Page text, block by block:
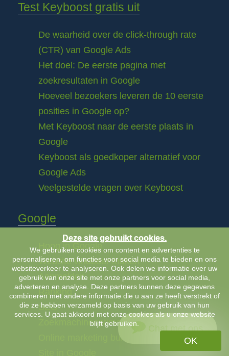
Test Keyboost gratis uit
De waarheid over de click-through rate
(CTR) van Google Ads
Het doel: De eerste pagina met
zoekresultaten in Google
Hoeveel bezoekers leveren de 10 eerste
posities in Google op?
Met Keyboost naar de eerste plaats in
Google
Keyboost als goedkoper alternatief voor
Google Ads
Veelgestelde vragen over Keyboost
Google
Hoog in Google
Website vindbaar maken
Aanmelden
Ranking
SEO
Zoekmachineoptimalisatie
Online marketing bureau
Chat met ons
Deze site gebruikt cookies.
We gebruiken cookies om content en advertenties te
personaliseren, om functies voor social media te bieden en ons
websiteverkeer te analyseren. Ook delen we informatie over uw
gebruik van onze site met onze partners voor social media,
adverteren en analyse. Deze partners kunnen deze gegevens
combineren met andere informatie die u aan ze heeft verstrekt of
die ze hebben verzameld op basis van uw gebruik van hun
services. U gaat akkoord met onze cookies als u onze website
blijft gebruiken.
OK